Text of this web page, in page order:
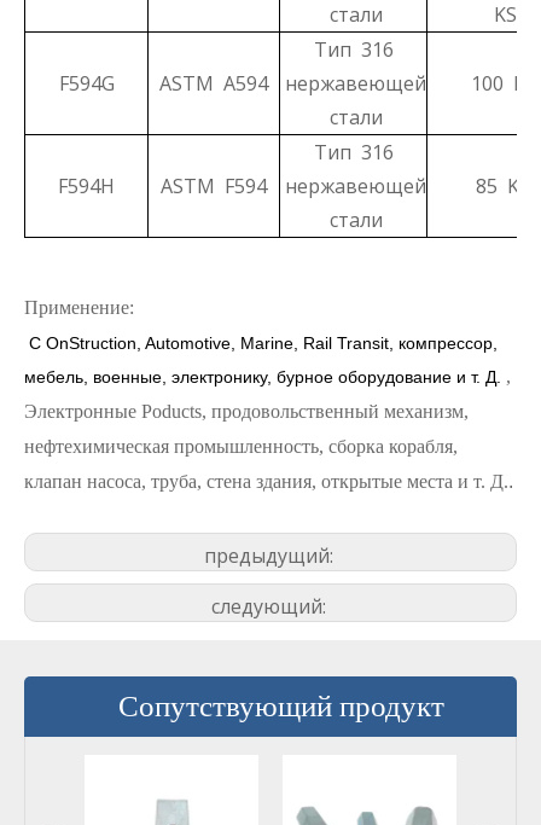
стали
KSI
F594G ASTM A594
Тип 316
нержавеющей
стали
100 KSI
F594H ASTM F594
Тип 316
нержавеющей
стали
85 KSI
Применение:
C OnStruction, Automotive, Marine, Rail Transit, компрессор,
мебель, военные, электронику, бурное оборудование и т. Д. ,
Электронные Poducts, продовольственный механизм,
нефтехимическая промышленность, сборка корабля,
клапан насоса, труба, стена здания, открытые места и т. Д..
предыдущий:
следующий:
Сопутствующий продукт